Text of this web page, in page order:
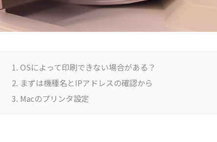
OSによって印刷できない場合がある？
まずは機種名とIPアドレスの確認から
Macのプリンタ設定